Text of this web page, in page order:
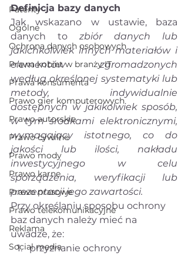
Patenty
Ogólne
Ochrona danych osobowych
Prawa kobiet w branży IT
Prawa konsumenta
Prawo gier komputerowych
Prawo autorskie
Prawo cywilne
Prawo mody
Prawo karne
Prawo prasowe
Prawo telekomunikacyjne
Reklama
Social media
Definicja bazy danych
Jak wskazano w ustawie, baza
danych to zbiór danych lub
jakichkolwiek innych materiałów i
elementów zgromadzonych
według określonej systematyki lub
metody, indywidualnie
dostępnych w jakikolwiek sposób,
w tym środkami elektronicznymi,
wymagający istotnego, co do
jakości lub ilości, nakładu
inwestycyjnego w celu
sporządzenia, weryfikacji lub
prezentacji jego zawartości.
Przy określaniu sposobu ochrony
baz danych należy mieć na
uwadze, że:
przyznanie ochrony